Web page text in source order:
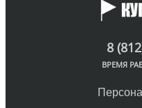
8
ВРЕМЯ